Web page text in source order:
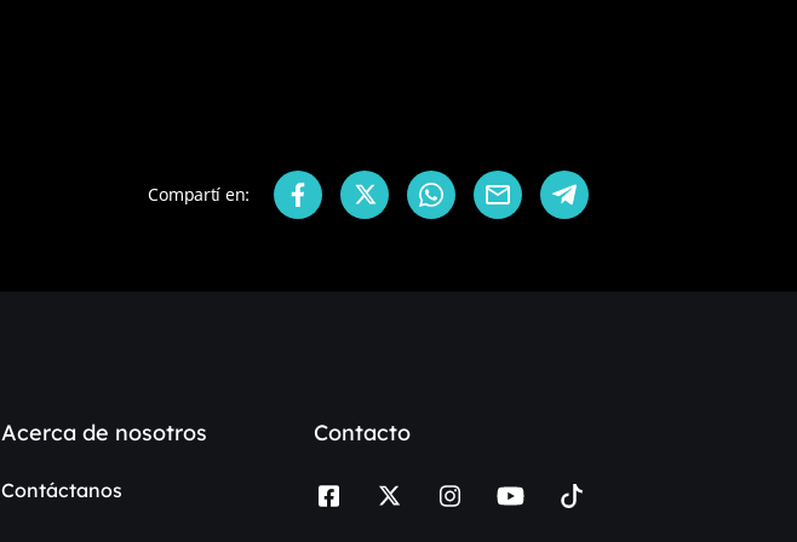
Compartí en:
Acerca de nosotros
Contáctanos
Contacto